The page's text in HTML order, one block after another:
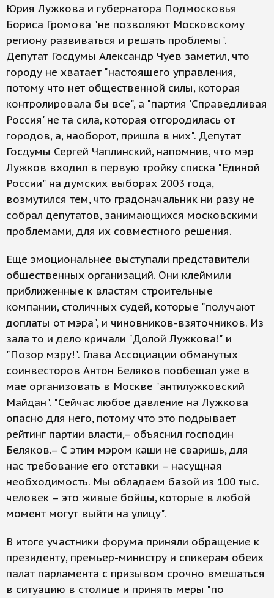
Юрия Лужкова и губернатора Подмосковья
Бориса Громова "не позволяют Московскому
региону развиваться и решать проблемы".
Депутат Госдумы Александр Чуев заметил, что
городу не хватает "настоящего управления,
потому что нет общественной силы, которая
контролировала бы все", а "партия 'Справедливая
Россия' не та сила, которая отгородилась от
городов, а, наоборот, пришла в них". Депутат
Госдумы Сергей Чаплинский, напомнив, что мэр
Лужков входил в первую тройку списка "Единой
России" на думских выборах 2003 года,
возмутился тем, что градоначальник ни разу не
собрал депутатов, занимающихся московскими
проблемами, для их совместного решения.
Еще эмоциональнее выступали представители
общественных организаций. Они клеймили
приближенные к властям строительные
компании, столичных судей, которые "получают
доплаты от мэра", и чиновников-взяточников. Из
зала то и дело кричали "Долой Лужкова!" и
"Позор мэру!". Глава Ассоциации обманутых
соинвесторов Антон Беляков пообещал уже в
мае организовать в Москве "антилужковский
Майдан". "Сейчас любое давление на Лужкова
опасно для него, потому что это подрывает
рейтинг партии власти,– объяснил господин
Беляков.– С этим мэром каши не сваришь, для
нас требование его отставки – насущная
необходимость. Мы обладаем базой из 100 тыс.
человек – это живые бойцы, которые в любой
момент могут выйти на улицу".
В итоге участники форума приняли обращение к
президенту, премьер-министру и спикерам обеих
палат парламента с призывом срочно вмешаться
в ситуацию в столице и принять меры "по